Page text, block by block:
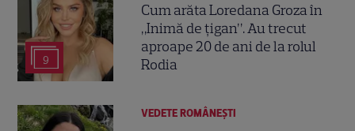
9
Cum arăta Loredana Groza în
„Inimă de țigan”. Au trecut
aproape 20 de ani de la rolul
Rodia
VEDETE ROMÂNEŞTI